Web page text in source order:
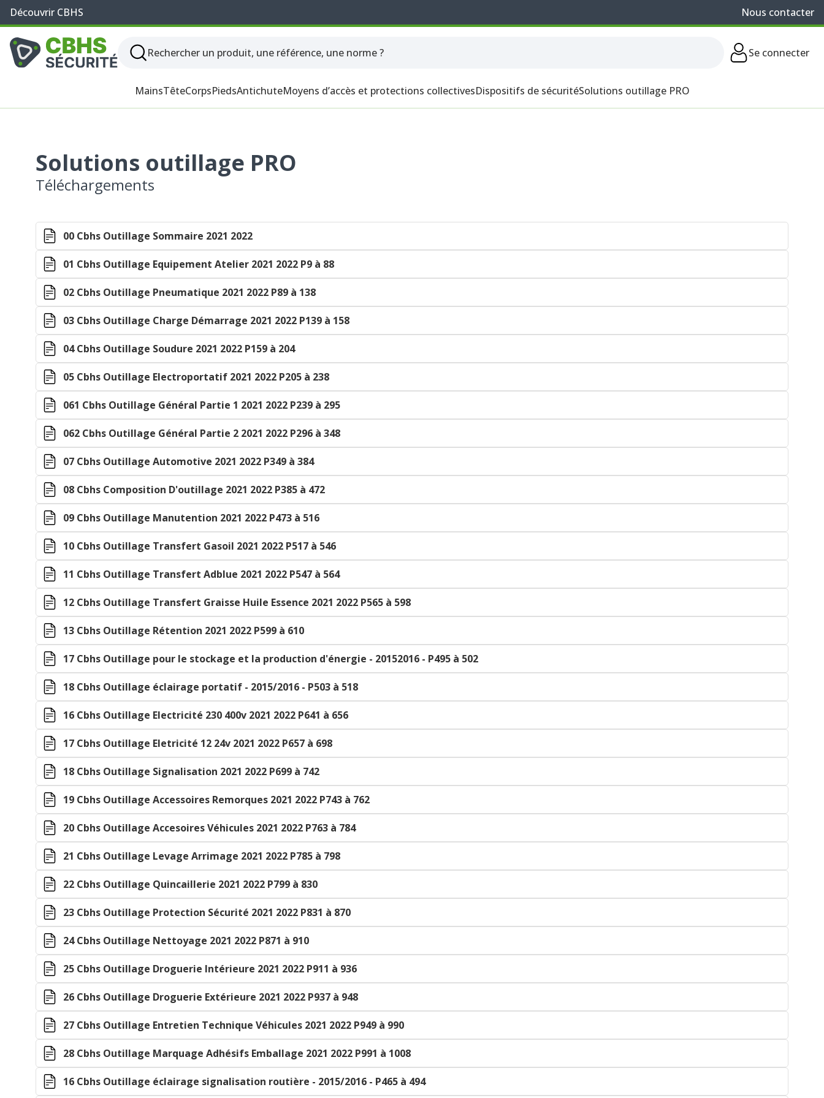
Découvrir CBHS Nous contacter
Se connecter
MainsTêteCorpsPiedsAntichuteMoyens d’accès et protections collectivesDispositifs de sécuritéSolutions outillage PRO
Solutions outillage PRO
Téléchargements
00 Cbhs Outillage Sommaire 2021 2022
01 Cbhs Outillage Equipement Atelier 2021 2022 P9 à 88
02 Cbhs Outillage Pneumatique 2021 2022 P89 à 138
03 Cbhs Outillage Charge Démarrage 2021 2022 P139 à 158
04 Cbhs Outillage Soudure 2021 2022 P159 à 204
05 Cbhs Outillage Electroportatif 2021 2022 P205 à 238
061 Cbhs Outillage Général Partie 1 2021 2022 P239 à 295
062 Cbhs Outillage Général Partie 2 2021 2022 P296 à 348
07 Cbhs Outillage Automotive 2021 2022 P349 à 384
08 Cbhs Composition D'outillage 2021 2022 P385 à 472
09 Cbhs Outillage Manutention 2021 2022 P473 à 516
10 Cbhs Outillage Transfert Gasoil 2021 2022 P517 à 546
11 Cbhs Outillage Transfert Adblue 2021 2022 P547 à 564
12 Cbhs Outillage Transfert Graisse Huile Essence 2021 2022 P565 à 598
13 Cbhs Outillage Rétention 2021 2022 P599 à 610
17 Cbhs Outillage pour le stockage et la production d'énergie - 20152016 - P495 à 502
18 Cbhs Outillage éclairage portatif - 2015/2016 - P503 à 518
16 Cbhs Outillage Electricité 230 400v 2021 2022 P641 à 656
17 Cbhs Outillage Eletricité 12 24v 2021 2022 P657 à 698
18 Cbhs Outillage Signalisation 2021 2022 P699 à 742
19 Cbhs Outillage Accessoires Remorques 2021 2022 P743 à 762
20 Cbhs Outillage Accesoires Véhicules 2021 2022 P763 à 784
21 Cbhs Outillage Levage Arrimage 2021 2022 P785 à 798
22 Cbhs Outillage Quincaillerie 2021 2022 P799 à 830
23 Cbhs Outillage Protection Sécurité 2021 2022 P831 à 870
24 Cbhs Outillage Nettoyage 2021 2022 P871 à 910
25 Cbhs Outillage Droguerie Intérieure 2021 2022 P911 à 936
26 Cbhs Outillage Droguerie Extérieure 2021 2022 P937 à 948
27 Cbhs Outillage Entretien Technique Véhicules 2021 2022 P949 à 990
28 Cbhs Outillage Marquage Adhésifs Emballage 2021 2022 P991 à 1008
16 Cbhs Outillage éclairage signalisation routière - 2015/2016 - P465 à 494